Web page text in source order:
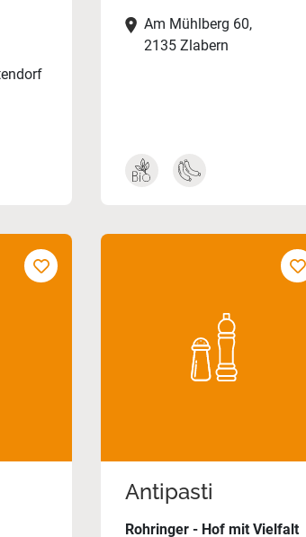
Am Mühlberg 60,
2135 Zlabern
Antipasti
Rohringer - Hof mit Vielfalt